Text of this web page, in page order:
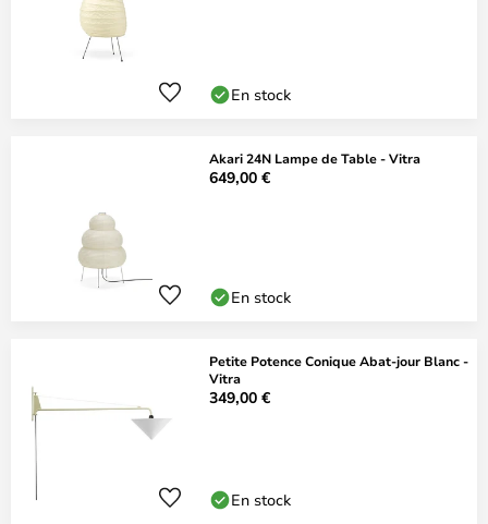
En stock
Akari 24N Lampe de Table - Vitra
649,00 €
En stock
Petite Potence Conique Abat-jour Blanc -
Vitra
349,00 €
En stock